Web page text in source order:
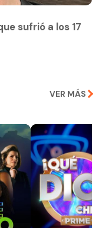
sufrió a los 17
VER MÁS